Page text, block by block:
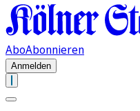
AboAbonnieren
Anmelden